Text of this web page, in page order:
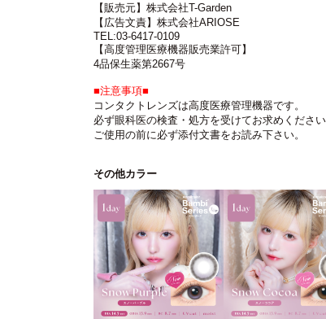
【販売元】株式会社T-Garden
【広告文責】株式会社ARIOSE
TEL:03-6417-0109
【高度管理医療機器販売業許可】
4品保生薬第2667号
■注意事項■
コンタクトレンズは高度医療管理機器です。
必ず眼科医の検査・処方を受けてお求めください
ご使用の前に必ず添付文書をお読み下さい。
その他カラー